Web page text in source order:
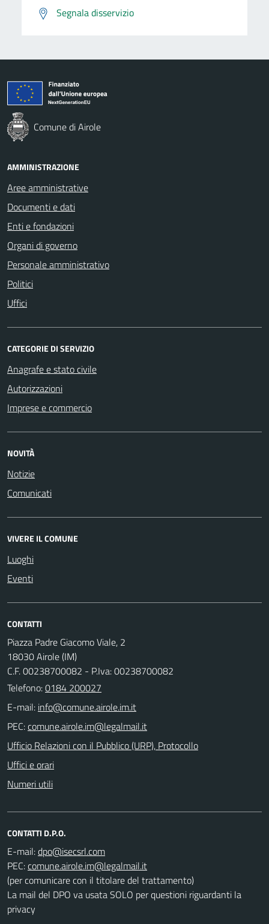
Segnala disservizio
Comune di Airole
AMMINISTRAZIONE
Aree amministrative
Documenti e dati
Enti e fondazioni
Organi di governo
Personale amministrativo
Politici
Uffici
CATEGORIE DI SERVIZIO
Anagrafe e stato civile
Autorizzazioni
Imprese e commercio
NOVITÀ
Notizie
Comunicati
VIVERE IL COMUNE
Luoghi
Eventi
CONTATTI
Piazza Padre Giacomo Viale, 2
18030 Airole (IM)
C.F. 00238700082 - P.Iva: 00238700082
Telefono:0184 200027
E-mail:
PEC:
Ufficio Relazioni con il Pubblico (URP), Protocollo
Uffici e orari
Numeri utili
CONTATTI D.P.O.
E-mail:
PEC:
(per comunicare con il titolare del trattamento)
La mail del DPO va usata SOLO per questioni riguardanti la
privacy